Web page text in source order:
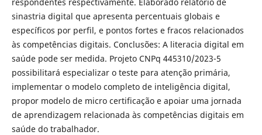
sinastria digital que apresenta percentuais globais e
específicos por perfil, e pontos fortes e fracos relacionados
às competências digitais. Conclusões: A literacia digital em
saúde pode ser medida. Projeto CNPq 445310/2023-5
possibilitará especializar o teste para atenção primária,
implementar o modelo completo de inteligência digital,
propor modelo de micro certificação e apoiar uma jornada
de aprendizagem relacionada às competências digitais em
saúde do trabalhador.